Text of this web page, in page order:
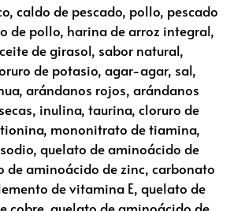
caldo de pescado, pollo, pescado
de pollo, harina de arroz integral,
de girasol, sabor natural,
de potasio, agar-agar, sal,
arándanos rojos, arándanos
inulina, taurina, cloruro de
mononitrato de tiamina,
quelato de aminoácido de
de aminoácido de zinc, carbonato
de vitamina E, quelato de